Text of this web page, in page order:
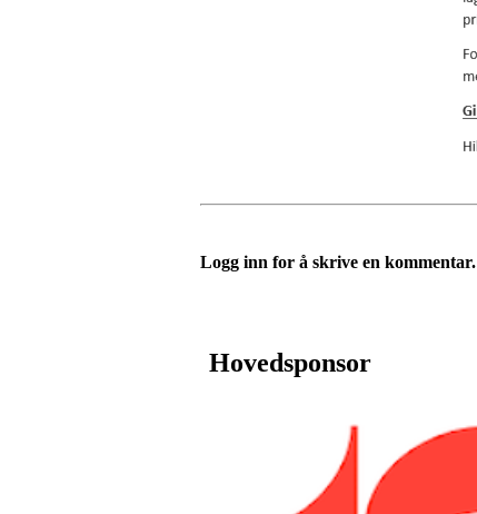
Logg inn for å skrive en kommentar.
Hovedsponsor